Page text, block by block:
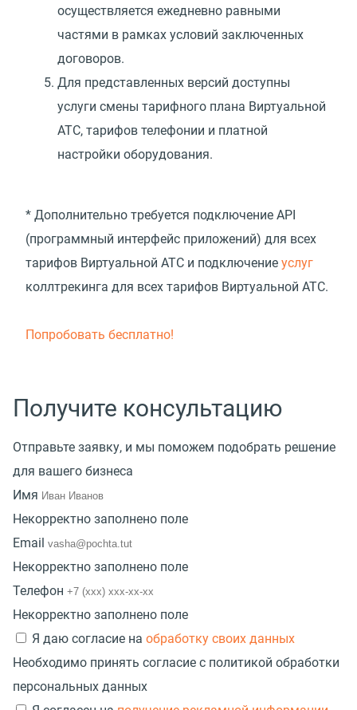
осуществляется ежедневно равными
частями в рамках условий заключенных
договоров.
Для представленных версий доступны
услуги смены тарифного плана Виртуальной
АТС, тарифов телефонии и платной
настройки оборудования.
* Дополнительно требуется подключение API
(программный интерфейс приложений) для всех
тарифов Виртуальной АТС и подключение услуг
коллтрекинга для всех тарифов Виртуальной АТС.
Попробовать бесплатно!
Получите консультацию
Отправьте заявку, и мы поможем подобрать решение
для вашего бизнеса
Имя
Некорректно заполнено поле
Email
Некорректно заполнено поле
Телефон
Некорректно заполнено поле
Я даю согласие на обработку своих данных
Необходимо принять согласие с политикой обработки
персональных данных